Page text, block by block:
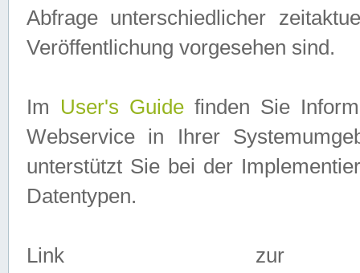
Abfrage unterschiedlicher
Veröffentlichung vorgesehen sind.
Im User's Guidefinden Sie
Webservice in Ihrer
unterstützt Sie bei der
Datentypen.
Link zur